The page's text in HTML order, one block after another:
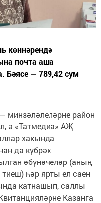
көннәрендә
почта аша
Бәясе — 789,42 сум
минзәләлеләрне район
ә «Татмедиа» АҖ
хакында
да күбрәк
әбүнәчеләр (аның
һәр ярты ел саен
катнашып, саллы
Казанга